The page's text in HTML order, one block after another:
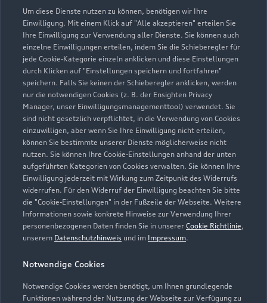
Um diese Dienste nutzen zu können, benötigen wir Ihre
Einwilligung. Mit einem Klick auf "Alle akzeptieren" erteilen Sie
Ihre Einwilligung zur Verwendung aller Dienste. Sie können auch
einzelne Einwilligungen erteilen, indem Sie die Schieberegler für
jede Cookie-Kategorie einzeln anklicken und diese Einstellungen
durch Klicken auf "Einstellungen speichern und fortfahren"
speichern. Falls Sie keinen der Schieberegler anklicken, werden
nur die notwendigen Cookies (z. B. der Ensighten Privacy
Manager, unser Einwilligungsmanagementtool) verwendet. Sie
sind nicht gesetzlich verpflichtet, in die Verwendung von Cookies
einzuwilligen, aber wenn Sie Ihre Einwilligung nicht erteilen,
können Sie bestimmte unserer Dienste möglicherweise nicht
nutzen. Sie können Ihre Cookie-Einstellungen anhand der unten
aufgeführten Kategorien von Cookies verwalten. Sie können Ihre
Einwilligung jederzeit mit Wirkung zum Zeitpunkt des Widerrufs
widerrufen. Für den Widerruf der Einwilligung beachten Sie bitte
die "Cookie-Einstellungen" in der Fußzeile der Webseite. Weitere
Informationen sowie konkrete Hinweise zur Verwendung Ihrer
personenbezogenen Daten finden Sie in unserer Cookie Richtlinie,
unserem Datenschutzhinweis und im Impressum.
Notwendige Cookies
Notwendige Cookies werden benötigt, um Ihnen grundlegende
Funktionen während der Nutzung der Webseite zur Verfügung zu
Service
Geschlossen,öffnet amMontag 07:30
Teile & Zubehörverkauf
Geschlossen,öffnet amMontag 07:30
Verkauf
Geschlossen,öffnet amMontag 08:00